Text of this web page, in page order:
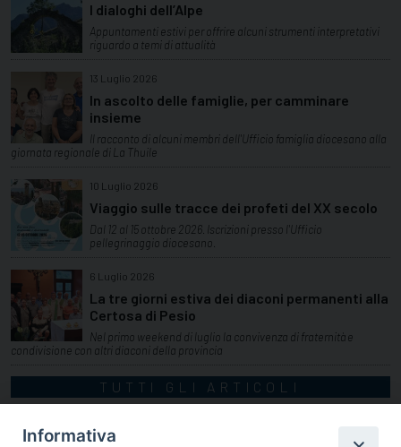
I dialoghi dell’Alpe
Appuntamenti estivi per offrire alcuni strumenti interpretativi
riguardo a temi di attualità
13 Luglio 2026
In ascolto delle famiglie, per camminare
insieme
Il racconto di alcuni membri dell'Ufficio famiglia diocesano alla
giornata regionale di La Thuile
10 Luglio 2026
Viaggio sulle tracce dei profeti del XX secolo
Dal 12 al 15 ottobre 2026. Iscrizioni presso l'Ufficio
pellegrinaggio diocesano.
6 Luglio 2026
La tre giorni estiva dei diaconi permanenti alla
Certosa di Pesio
Nel primo weekend di luglio la convivenza di fraternità e
condivisione con altri diaconi della provincia
TUTTI GLI ARTICOLI
Informativa